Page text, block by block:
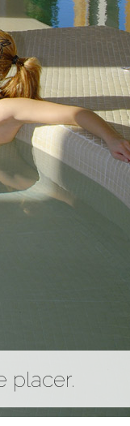
un paisaje